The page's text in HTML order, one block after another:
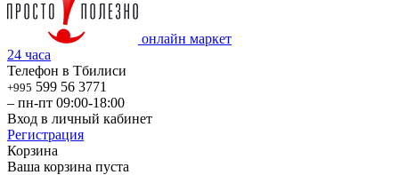
онлайн маркет
24 часа
Телефон в Тбилиси
+995 599 56 3771
– пн-пт 09:00-18:00
Вход в личный кабинет
Регистрация
Корзина
Ваша корзина пуста